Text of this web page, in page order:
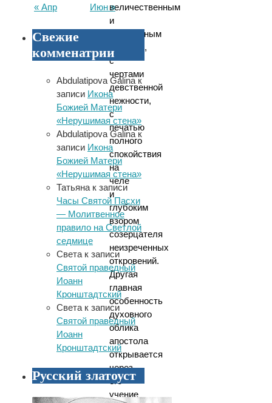
величественным
и
духоносным
старцем,
с
чертами
девственной
нежности,
с
печатью
полного
спокойствия
на
челе
и
глубоким
взором
созерцателя
неизреченных
откровений.
Другая
главная
особенность
духовного
облика
апостола
открывается
через
его
учение
« Апр Июн »
Свежие
комменатрии
Abdulatipova Galinaк
записи Икона
Божией Матери
«Нерушимая стена»
Abdulatipova Galinaк
записи Икона
Божией Матери
«Нерушимая стена»
Татьяна к записи
Часы Святой Пасхи
— Молитвенное
правило на Светлой
седмице
Света к записи
Святой праведный
Иоанн
Кронштадтский
Света к записи
Святой праведный
Иоанн
Кронштадтский
Русский златоуст